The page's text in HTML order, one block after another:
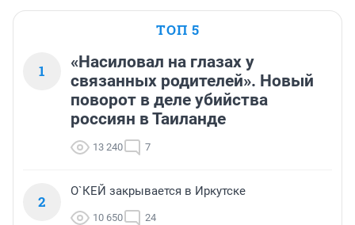
ТОП 5
1
«Насиловал на глазах у
связанных родителей». Новый
поворот в деле убийства
россиян в Таиланде
13 240 7
2
О`КЕЙ закрывается в Иркутске
10 650 24